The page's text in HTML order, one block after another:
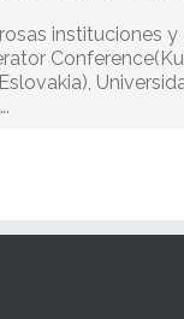
instituciones